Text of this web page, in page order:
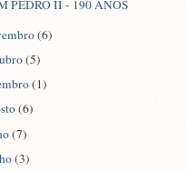
PEDRO II - 190 ANOS
(6)
(5)
(1)
(6)
(7)
(3)